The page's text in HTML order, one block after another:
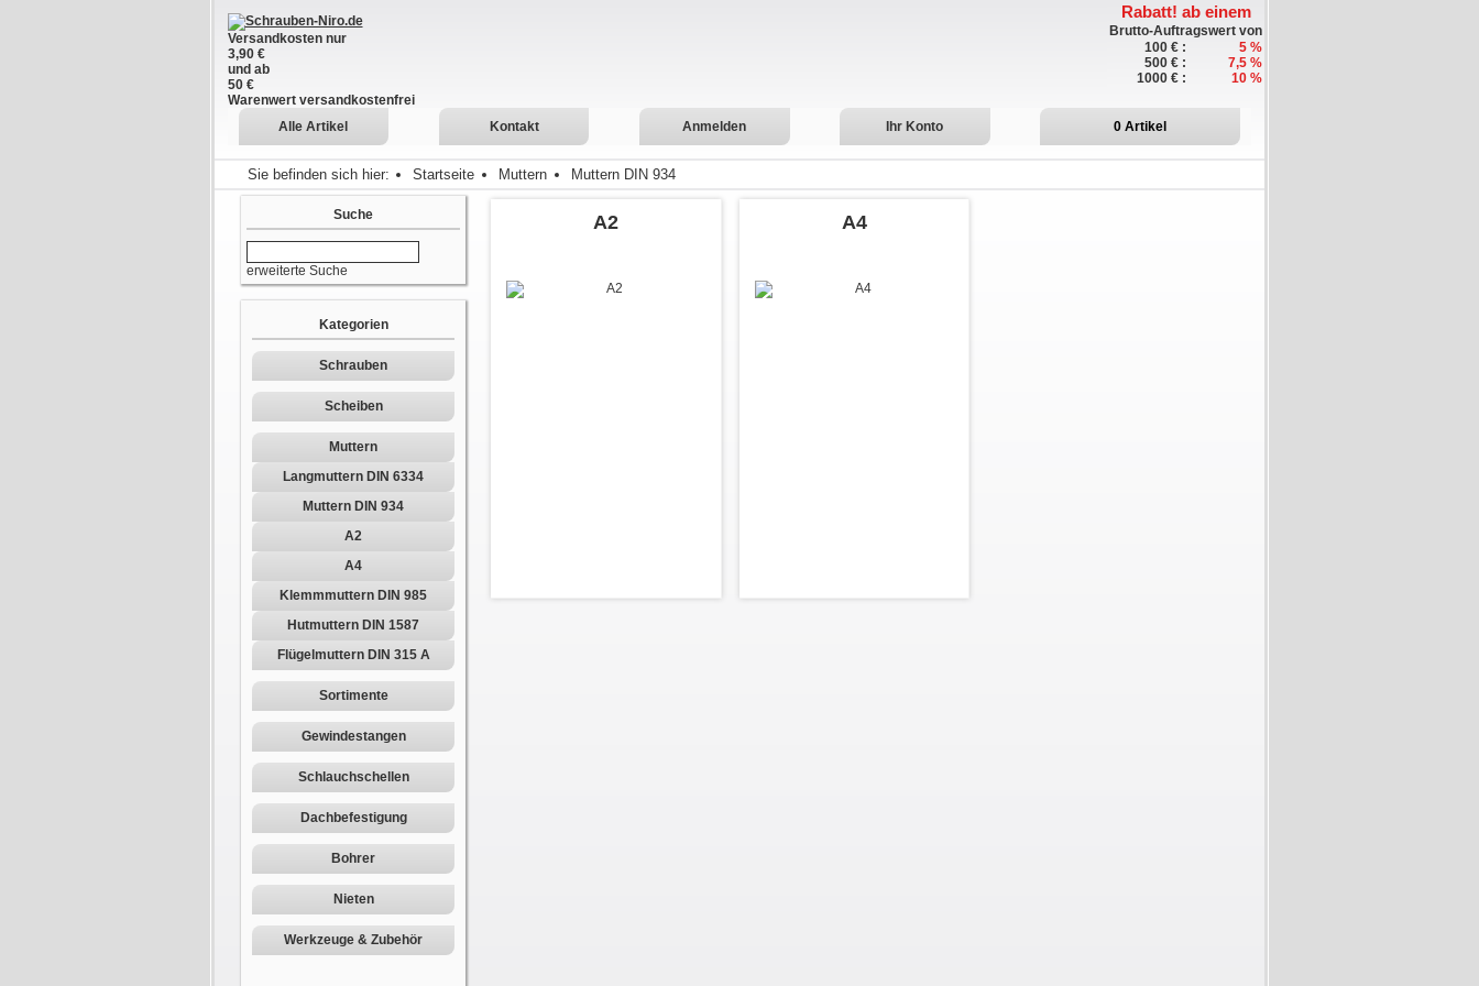
Versandkosten nur
3,90 €
und ab
50 €
Warenwert versandkostenfrei
Alle Artikel
Kontakt Anmelden Ihr Konto 0 Artikel
Sie befinden sich hier: Startseite Muttern Muttern DIN 934
Suche
erweiterte Suche
Rabatt! ab einem
Brutto-Auftragswert von
100 € :
5 %
500 € :
7,5 %
1000 € :
10 %
Kategorien
Schrauben
Scheiben
Muttern
Langmuttern DIN 6334
Muttern DIN 934
A2
A4
Klemmmuttern DIN 985
Hutmuttern DIN 1587
Flügelmuttern DIN 315 A
Sortimente
Gewindestangen
Schlauchschellen
Dachbefestigung
Bohrer
Nieten
Werkzeuge & Zubehör
A2 A4